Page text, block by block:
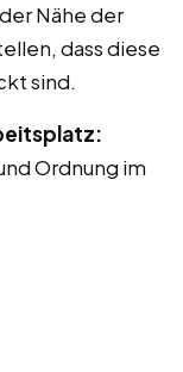
Nähe der
dass diese
sind.
Ordnung im